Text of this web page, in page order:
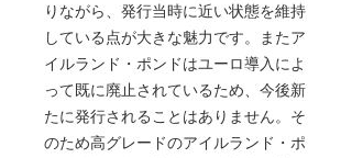
りながら、発行当時に近い状態を維持
している点が大きな魅力です。またア
イルランド・ポンドはユーロ導入によ
って既に廃止されているため、今後新
たに発行されることはありません。そ
のため高グレードのアイルランド・ポ